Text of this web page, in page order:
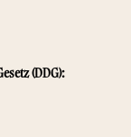
(DDG):